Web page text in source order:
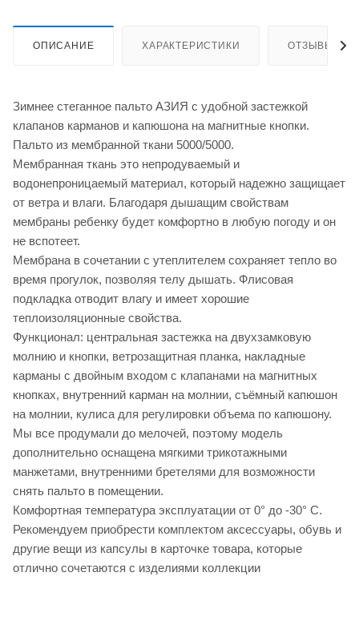
ОПИСАНИЕ ХАРАКТЕРИСТИКИ ОТЗЫВЫ
Зимнее стеганное пальто АЗИЯ с удобной застежкой
клапанов карманов и капюшона на магнитные кнопки.
Пальто из мембранной ткани 5000/5000.
Мембранная ткань это непродуваемый и
водонепроницаемый материал, который надежно защищает
от ветра и влаги. Благодаря дышащим свойствам
мембраны ребенку будет комфортно в любую погоду и он
не вспотеет.
Мембрана в сочетании с утеплителем сохраняет тепло во
время прогулок, позволяя телу дышать. Флисовая
подкладка отводит влагу и имеет хорошие
теплоизоляционные свойства.
Функционал: центральная застежка на двухзамковую
молнию и кнопки, ветрозащитная планка, накладные
карманы с двойным входом с клапанами на магнитных
кнопках, внутренний карман на молнии, съёмный капюшон
на молнии, кулиса для регулировки объема по капюшону.
Мы все продумали до мелочей, поэтому модель
дополнительно оснащена мягкими трикотажными
манжетами, внутренними бретелями для возможности
снять пальто в помещении.
Комфортная температура эксплуатации от 0° до -30° С.
Рекомендуем приобрести комплектом аксессуары, обувь и
другие вещи из капсулы в карточке товара, которые
отлично сочетаются с изделиями коллекции